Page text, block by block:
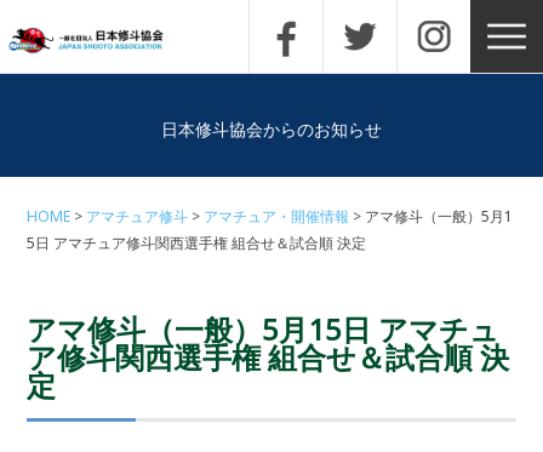
日本修斗協会からのお知らせ
HOME アマチュア修斗 アマチュア・開催情報
アマ修斗（一般）5月1
5日 アマチュア修斗関西選手権 組合せ＆試合順 決定
アマ修斗（一般）5月15日 アマチュ
ア修斗関西選手権 組合せ＆試合順 決
定